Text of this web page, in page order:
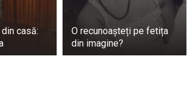
soluții practice.
casă:
O recunoașteți pe fetița
din imagine?